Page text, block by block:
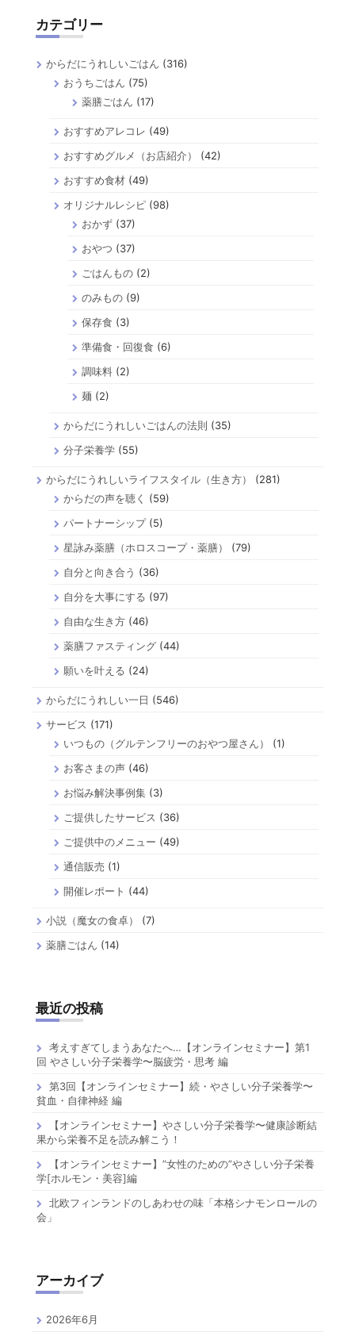
ジ
送
カテゴリー
からだにうれしいごはん (316)
おうちごはん (75)
薬膳ごはん (17)
おすすめアレコレ (49)
おすすめグルメ（お店紹介）
(42)
おすすめ食材 (49)
オリジナルレシピ (98)
おかず(37)
おやつ (37)
ごはんもの(2)
のみもの(9)
保存食 (3)
準備食・回復食 (6)
調味料(2)
麺 (2)
からだにうれしいごはんの法則 (35)
分子栄養学 (55)
からだにうれしいライフスタイル（生き方）
(281)
からだの声を聴く
(59)
パートナーシップ(5)
星詠み薬膳（ホロスコープ・薬膳）
(79)
自分と向き合う (36)
自分を大事にする (97)
自由な生き方 (46)
薬膳ファスティング (44)
願いを叶える (24)
からだにうれしい一日 (546)
サービス (171)
いつもの（グルテンフリーのおやつ屋さん）
(1)
お客さまの声 (46)
お悩み解決事例集 (3)
ご提供したサービス (36)
ご提供中のメニュー (49)
通信販売 (1)
開催レポート (44)
小説（魔女の食卓）
(7)
薬膳ごはん (14)
最近の投稿
考えすぎてしまうあなたへ…【オンラインセミナー】第1
回 やさしい分子栄養学〜脳疲労・思考 編
第3回【オンラインセミナー】続・やさしい分子栄養学〜
貧血・自律神経 編
【オンラインセミナー】やさしい分子栄養学〜健康診断結
果から栄養不足を読み解こう！
【オンラインセミナー】”女性のための”やさしい分子栄養
学[ホルモン・美容]編
北欧フィンランドのしあわせの味「本格シナモンロールの
会」
アーカイブ
2026年6月